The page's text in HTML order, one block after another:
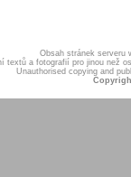
Obsah stránek serveru
textů a fotografií pro jinou než
Unauthorised copying and